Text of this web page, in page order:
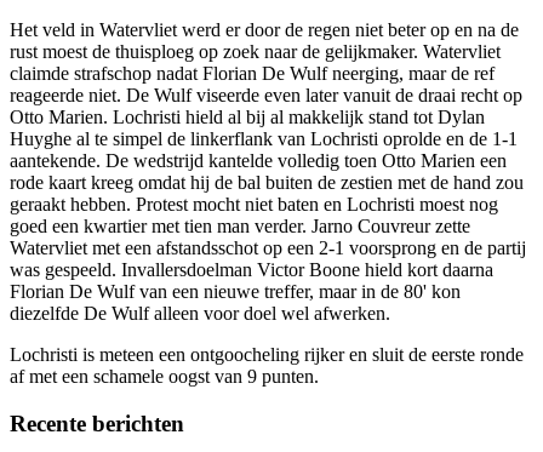
Het veld in Watervliet werd er door de regen niet beter op en na de
rust moest de thuisploeg op zoek naar de gelijkmaker. Watervliet
claimde strafschop nadat Florian De Wulf neerging, maar de ref
reageerde niet. De Wulf viseerde even later vanuit de draai recht op
Otto Marien. Lochristi hield al bij al makkelijk stand tot Dylan
Huyghe al te simpel de linkerflank van Lochristi oprolde en de 1-1
aantekende. De wedstrijd kantelde volledig toen Otto Marien een
rode kaart kreeg omdat hij de bal buiten de zestien met de hand zou
geraakt hebben. Protest mocht niet baten en Lochristi moest nog
goed een kwartier met tien man verder. Jarno Couvreur zette
Watervliet met een afstandsschot op een 2-1 voorsprong en de partij
was gespeeld. Invallersdoelman Victor Boone hield kort daarna
Florian De Wulf van een nieuwe treffer, maar in de 80' kon
diezelfde De Wulf alleen voor doel wel afwerken.
Lochristi is meteen een ontgoocheling rijker en sluit de eerste ronde
af met een schamele oogst van 9 punten.
Recente berichten